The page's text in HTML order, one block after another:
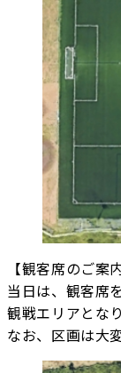
【観客席のご案内
当日は、観客席
観戦エリアとなり
なお、区画は大